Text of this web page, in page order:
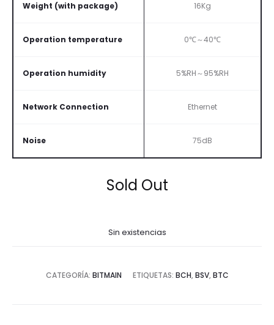
Weight (with package) 16Kg
Operation temperature 0℃～40℃
Operation humidity 5%RH～95%RH
Network Connection Ethernet
Noise 75dB
Sold Out
Sin existencias
CATEGORÍA: BITMAIN ETIQUETAS: BCH, BSV, BTC